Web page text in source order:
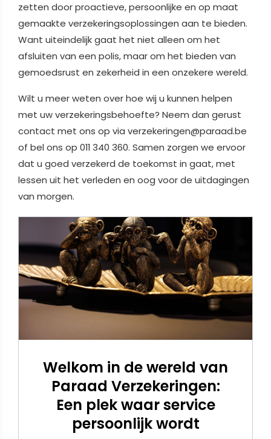
zetten door proactieve, persoonlijke en op maat
gemaakte verzekeringsoplossingen aan te bieden.
Want uiteindelijk gaat het niet alleen om het
afsluiten van een polis, maar om het bieden van
gemoedsrust en zekerheid in een onzekere wereld.
Wilt u meer weten over hoe wij u kunnen helpen
met uw verzekeringsbehoefte? Neem dan gerust
contact met ons op via verzekeringen@paraad.be
of bel ons op 011 340 360. Samen zorgen we ervoor
dat u goed verzekerd de toekomst in gaat, met
lessen uit het verleden en oog voor de uitdagingen
van morgen.
Welkom in de wereld van
Paraad Verzekeringen:
Een plek waar service
persoonlijk wordt